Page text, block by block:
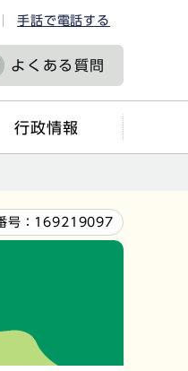
手話で電話する
よくある質問
行政情報
号： 169219097